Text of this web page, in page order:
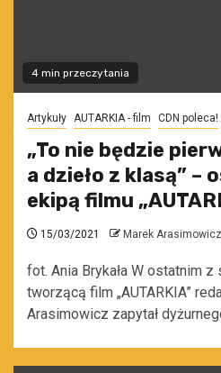
4 min przeczytania
Artykuły AUTARKIA - film CDN poleca!
„To nie będzie
a dzieło z klasą” –
ekipą filmu
15/03/2021 Marek Arasimowicz
fot. Ania Brykała W ostatnim
tworzącą film „AUTARKIA”
Arasimowicz zapytał